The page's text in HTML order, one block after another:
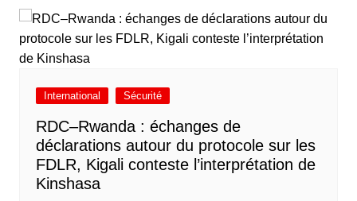
International Sécurité
RDC–Rwanda : échanges de
déclarations autour du protocole sur les
FDLR, Kigali conteste l’interprétation de
Kinshasa